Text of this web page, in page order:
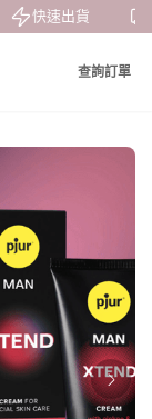
快速出貨
查詢訂單